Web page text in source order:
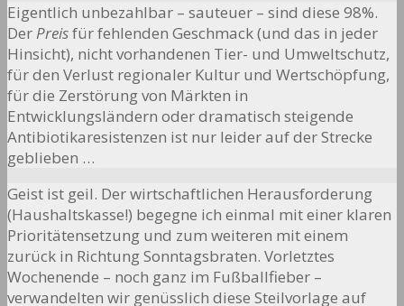
Eigentlich unbezahlbar – sauteuer – sind diese 98%.
Der Preisfür fehlenden Geschmack (und das in jeder
Hinsicht), nicht vorhandenen Tier- und Umweltschutz,
für den Verlust regionaler Kultur und Wertschöpfung,
für die Zerstörung von Märkten in
Entwicklungsländern oder dramatisch steigende
Antibiotikaresistenzen ist nur leider auf der Strecke
geblieben …
Geist ist geil. Der wirtschaftlichen Herausforderung
(Haushaltskasse!) begegne ich einmal mit einer klaren
Prioritätensetzung und zum weiteren mit einem
zurück in Richtung Sonntagsbraten. Vorletztes
Wochenende – noch ganz im Fußballfieber –
verwandelten wir genüsslich diese Steilvorlage auf